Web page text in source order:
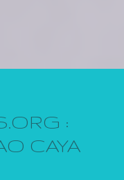
:
CAYA